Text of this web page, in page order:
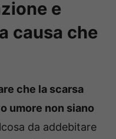
e
causa che
che la scarsa
umore non siano
da addebitare